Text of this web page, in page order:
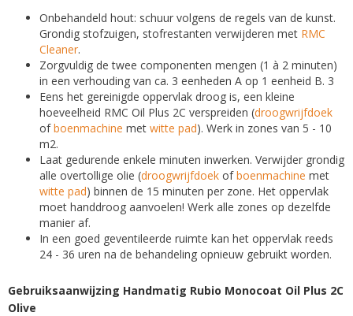
Onbehandeld hout: schuur volgens de regels van de kunst.
Grondig stofzuigen, stofrestanten verwijderen met RMC
Cleaner.
Zorgvuldig de twee componenten mengen (1 à 2 minuten)
in een verhouding van ca. 3 eenheden A op 1 eenheid B. 3
Eens het gereinigde oppervlak droog is, een kleine
hoeveelheid RMC Oil Plus 2C verspreiden (droogwrijfdoek
ofboenmachine met witte pad). Werk in zones van 5 - 10
m2.
Laat gedurende enkele minuten inwerken. Verwijder grondig
alle overtollige olie (droogwrijfdoek ofboenmachine met
witte pad) binnen de 15 minuten per zone. Het oppervlak
moet handdroog aanvoelen! Werk alle zones op dezelfde
manier af.
In een goed geventileerde ruimte kan het oppervlak reeds
24 - 36 uren na de behandeling opnieuw gebruikt worden.
Gebruiksaanwijzing Handmatig Rubio Monocoat Oil Plus 2C
Olive